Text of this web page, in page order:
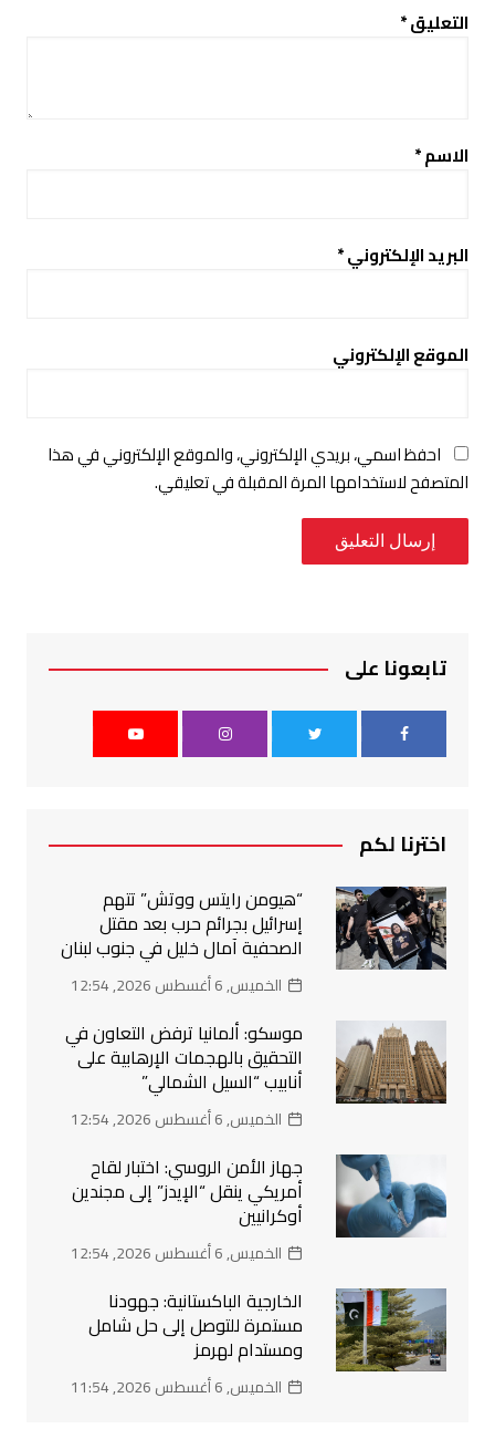
التعليق*
الاسم*
البريد الإلكتروني*
الموقع الإلكتروني
احفظ اسمي، بريدي الإلكتروني، والموقع الإلكتروني في هذا
المتصفح لاستخدامها المرة المقبلة في تعليقي.
تابعونا على
اخترنا لكم
“هيومن رايتس ووتش” تتهم
إسرائيل بجرائم حرب بعد مقتل
الصحفية آمال خليل في جنوب لبنان
الخميس, 6 أغسطس 2026, 12:54
موسكو: ألمانيا ترفض التعاون في
التحقيق بالهجمات الإرهابية على
أنابيب “السيل الشمالي”
الخميس, 6 أغسطس 2026, 12:54
جهاز الأمن الروسي: اختبار لقاح
أمريكي ينقل “الإيدز” إلى مجندين
أوكرانيين
الخميس, 6 أغسطس 2026, 12:54
الخارجية الباكستانية: جهودنا
مستمرة للتوصل إلى حل شامل
ومستدام لهرمز
الخميس, 6 أغسطس 2026, 11:54